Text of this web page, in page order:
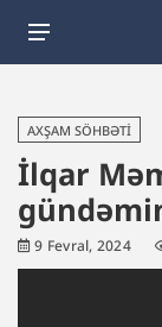
AXŞAM SÖHBƏTI
İlqar
9 Fevral, 2024